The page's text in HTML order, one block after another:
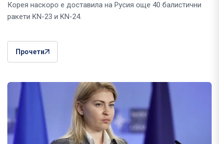
Корея наскоро е доставила на Русия още 40 балистични
ракети KN-23 и KN-24.
Прочети